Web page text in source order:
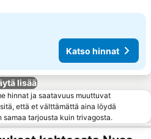
Katso hinnat
lisää
hinnat ja saatavuus muuttuvat
että et välttämättä aina löydä
tarjousta kuin trivagosta.